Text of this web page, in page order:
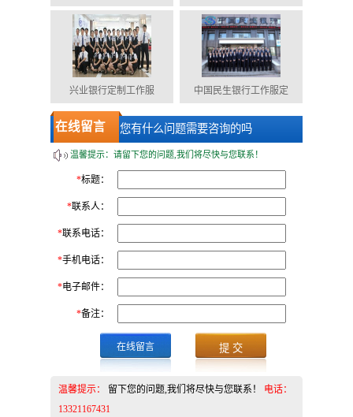
兴业银行定制工作服 中国民生银行工作服定
在线留言 您有什么问题需要咨询的吗
温馨提示：请留下您的问题,我们将尽快与您联系！
*标题：
*联系人：
*联系电话：
*手机电话：
*电子邮件：
*备注：
在线留言
温馨提示： 留下您的问题,我们将尽快与您联系！
电话：
13321167431